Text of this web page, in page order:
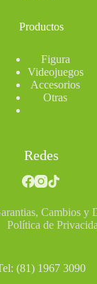
Productos
Figura
Videojuegos
Accesorios
Otras
Redes
Cambios y
Política de
(81) 1967 3090